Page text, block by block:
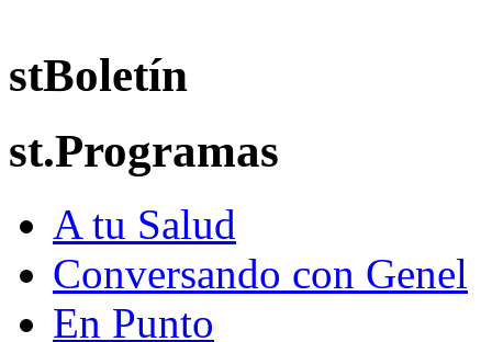
stBoletín
st.Programas
A tu Salud
Conversando con Genel
En Punto